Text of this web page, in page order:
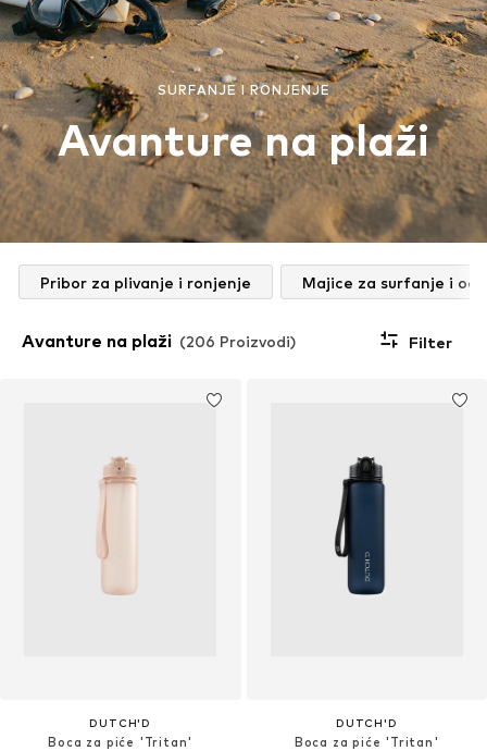
SURFANJE I RONJENJE
Avanture na plaži
Pribor za plivanje i ronjenje Majice za surfanje i
Avanture na plaži (206 Proizvodi) Filter
DUTCH'D
Boca za piće 'Tritan'
DUTCH'D
Boca za piće 'Tritan'